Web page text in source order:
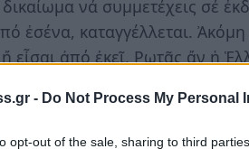
- Do Not Process My Personal
opt-out of the sale, sharing to third
νά συμμετέχεις σέ
ἐσένα, καταγγέλλεται. Ἀκόμη
ἀπό ἐκεῖ. Ρωτᾶς ἄν ἡ
ἡ Ἑλλάδα εἶναι Εὐρώπη; Πῶς
δικαίωμα ρωτᾶς;